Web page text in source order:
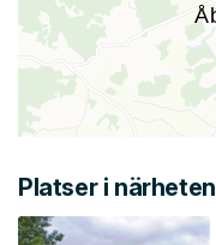
Platser i närheten